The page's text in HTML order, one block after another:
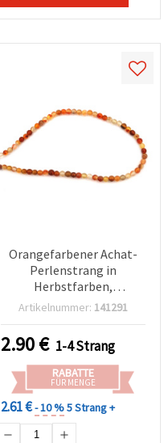
Orangefarbener Achat-
Perlenstrang in
Herbstfarben,
Halbedelstein, rund 4
Schmuckherstellung &
Basteln
Artikelnummer: 141291
2.90€ 1-4 Strang
RABATTE
FÜR MENGE
2.61 €- 10 %5 Strang +